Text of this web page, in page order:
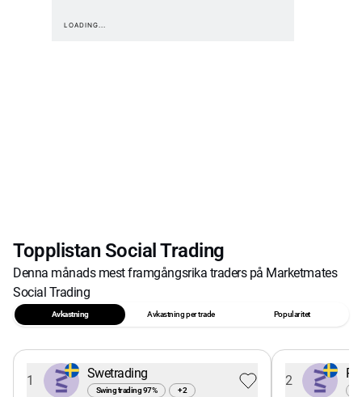
Topplistan Social Trading
Denna månads mest framgångsrika traders på Marketmates
Social Trading
Avkastning Avkastning per trade Popularitet
1 Swetrading
Swing trading97% +2
2